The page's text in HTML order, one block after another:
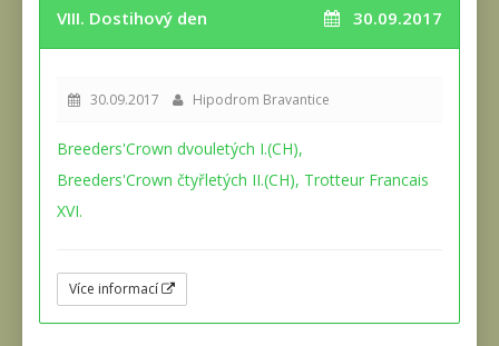
VIII. Dostihový den 30.09.2017
30.09.2017 Hipodrom Bravantice
Breeders'Crown dvouletých I.(CH),
Breeders'Crown čtyřletých II.(CH), Trotteur Francais
XVI.
Více informací